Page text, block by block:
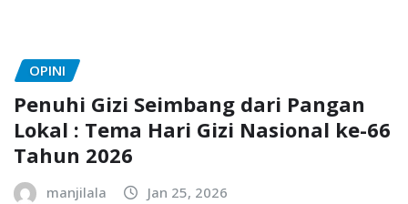
OPINI
Penuhi Gizi Seimbang dari Pangan
Lokal : Tema Hari Gizi Nasional ke-66
Tahun 2026
manjilala Jan 25, 2026